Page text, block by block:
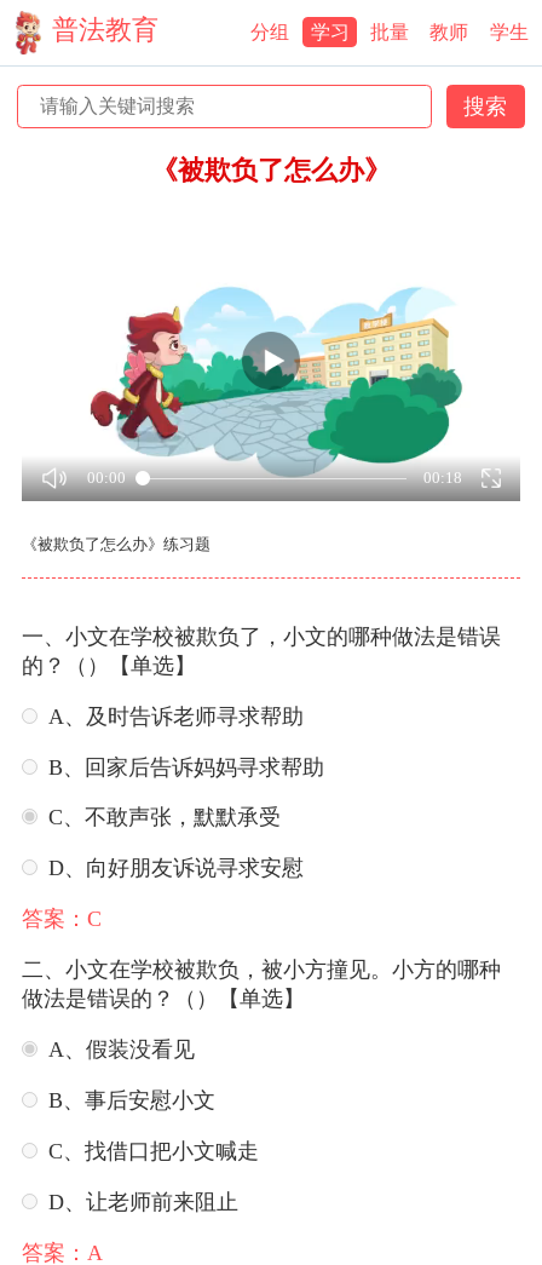
普法教育 分组 学习 批量 教师 学生
《被欺负了怎么办》
00:00 00:18
《被欺负了怎么办》练习题
一、小文在学校被欺负了，小文的哪种做法是错误
的？（）【单选】
A、及时告诉老师寻求帮助
B、回家后告诉妈妈寻求帮助
C、不敢声张，默默承受
D、向好朋友诉说寻求安慰
答案：C
二、小文在学校被欺负，被小方撞见。小方的哪种
做法是错误的？（）【单选】
A、假装没看见
B、事后安慰小文
C、找借口把小文喊走
D、让老师前来阻止
答案：A